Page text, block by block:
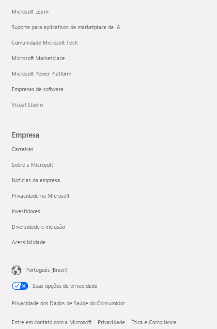
Microsoft Learn
Suporte para aplicativos de marketplace de IA
Comunidade Microsoft Tech
Microsoft Marketplace
Microsoft Power Platform
Empresas de software
Visual Studio
Empresa
Carreiras
Sobre a Microsoft
Notícias da empresa
Privacidade na Microsoft
Investidores
Diversidade e inclusão
Acessibilidade
Português (Brasil)
Suas opções de privacidade
Privacidade dos Dados de Saúde do Consumidor
Entre em contato com a Microsoft Privacidade Ética e Compliance